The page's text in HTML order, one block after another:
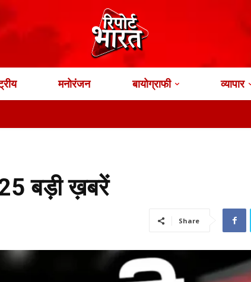
मनोरंजन बायोग्राफी व्यापार
बड़ी ख़बरें
Share